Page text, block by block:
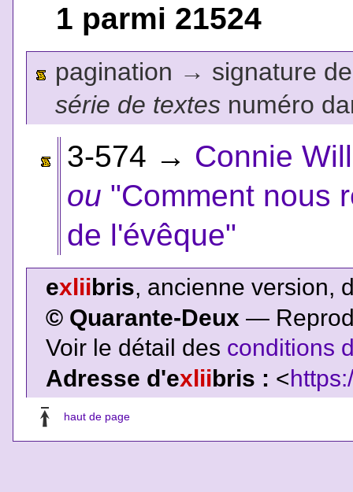
1 parmi 21524
pagination → signature
série de textesnuméro
3-574 → Connie
ou "Comment nous
de l'évêque"
exliibris, ancienne version,
© Quarante-Deux —
Voir le détail des conditions
Adresse d'exliibris : <
haut de page